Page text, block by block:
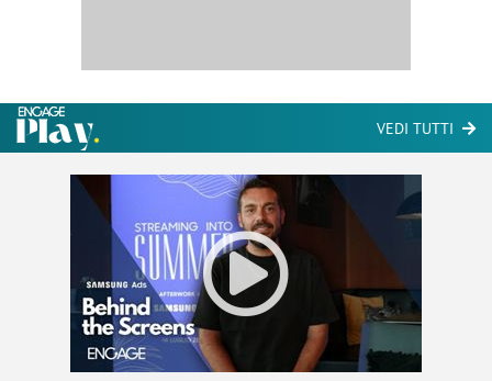
VEDI TUTTI